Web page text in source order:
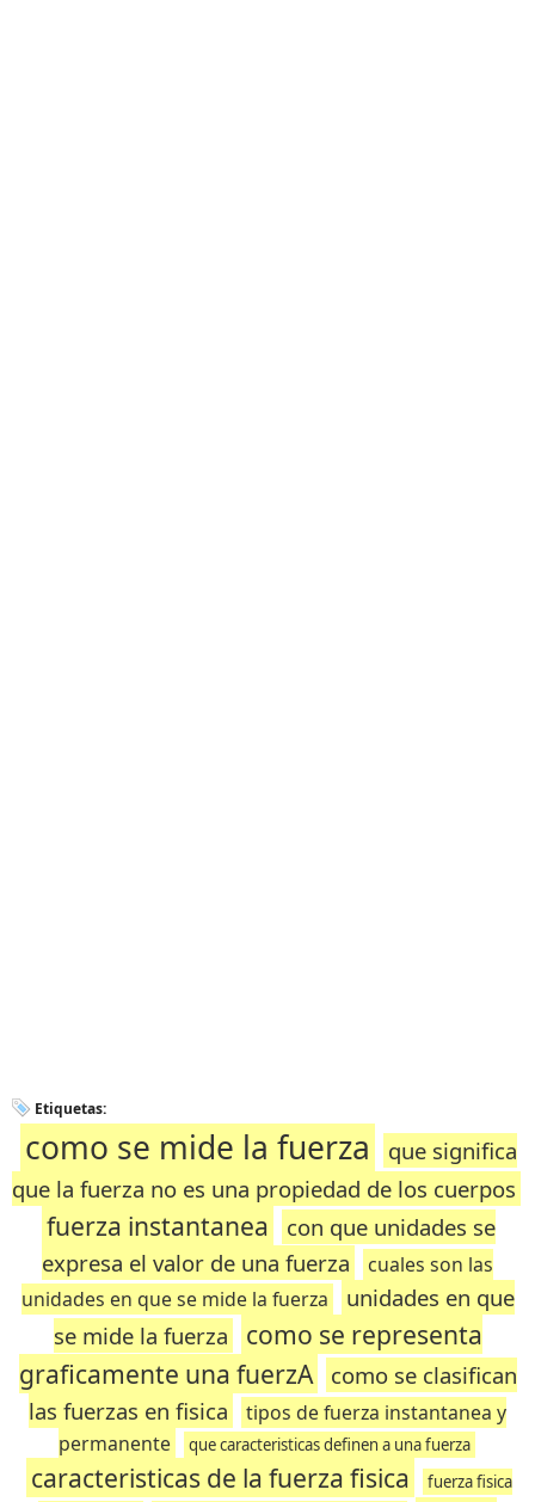
Etiquetas:
como se mide la fuerza
que significa
que la fuerza no es una propiedad de los cuerpos
fuerza instantanea
con que unidades se
expresa el valor de una fuerza
cuales son las
unidades en que se mide la fuerza
unidades en que
se mide la fuerza
como se representa
graficamente una fuerzA
como se clasifican
las fuerzas en fisica
tipos de fuerza instantanea y
permanente
que caracteristicas definen a una fuerza
caracteristicas de la fuerza fisica
fuerza fisica